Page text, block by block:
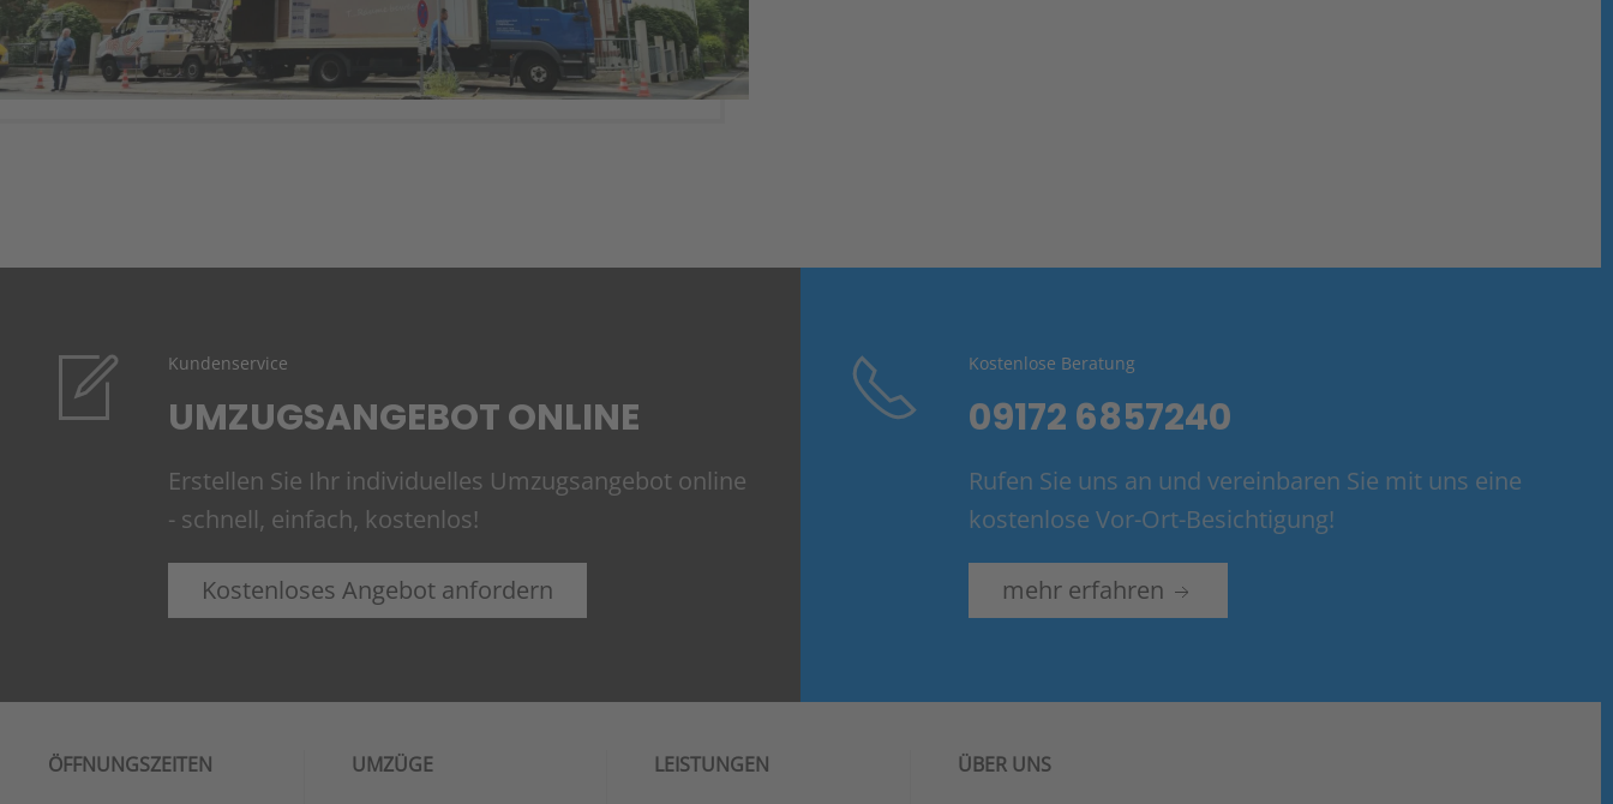
Kundenservice
UMZUGSANGEBOT ONLINE
Erstellen Sie Ihr individuelles Umzugsangebot online
- schnell, einfach, kostenlos!
Kostenloses Angebot anfordern
Kostenlose Beratung
09172 6857240
Rufen Sie uns an und vereinbaren Sie mit uns eine
kostenlose Vor-Ort-Besichtigung!
mehr erfahren
ÖFFNUNGSZEITEN UMZÜGE LEISTUNGEN ÜBER UNS